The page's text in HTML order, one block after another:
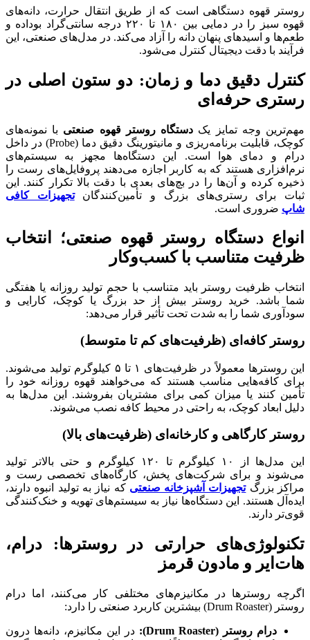
روستر قهوه دستگاهی است که از طریق انتقال حرارت، دانه‌های
قهوه سبز را در دمایی بین ۱۸۰ تا ۲۲۰ درجه سانتی‌گراد بوداده و
طعم‌ها و اسیدهای پنهان دانه را آزاد می‌کند. در مدل‌های صنعتی، این
فرآیند با دقت دیجیتال کنترل می‌شود.
کنترل دقیق دما و زمان: دو ستون اصلی در
رستری حرفه‌ای
مهم‌ترین وجه تمایز یک دستگاه روستر قهوه صنعتی با نمونه‌های
کوچک، قابلیت برنامه‌ریزی و مانیتورینگ دقیق دما (Probe) در داخل
درام و دمای هوا است. این دستگاه‌ها مجهز به سیستم‌های
نرم‌افزاری هستند که به کاربر اجازه می‌دهند پروفایل‌های رست را
ذخیره کرده و آن‌ها را در بچ‌های بعدی با دقت بالا تکرار کنند. این
ثبات برای رستری‌های بزرگ و تأمین‌کنندگانتجهیزات کافی
شاپ ضروری است.
انواع دستگاه روستر قهوه صنعتی؛ انتخاب
ظرفیت متناسب با کسب‌وکار
انتخاب ظرفیت روستر باید متناسب با حجم تولید روزانه یا هفتگی
شما باشد. خرید روستر بیش از حد بزرگ یا کوچک، کارایی و
سودآوری شما را به شدت تحت تأثیر قرار می‌دهد:
روستر کافه‌ای (ظرفیت‌های کم تا متوسط)
این روسترها معمولاً در ظرفیت‌های ۱ تا ۵ کیلوگرم تولید می‌شوند.
برای کافه‌هایی مناسب هستند که می‌خواهند قهوه روزانه خود را
تأمین کنند یا میزان کمی برای مشتریان بفروشند. این مدل‌ها به
دلیل ابعاد کوچک، به راحتی در محیط کافه نصب می‌شوند.
روستر کارگاهی و کارخانه‌ای (ظرفیت‌های بالا)
این مدل‌ها از ۱۰ کیلوگرم تا ۱۲۰ کیلوگرم و حتی بالاتر تولید
می‌شوند و برای شرکت‌های پخش، کارگاه‌های تخصصی رست و
مراکز بزرگتجهیزات آشپزخانه صنعتی که نیاز به تولید انبوه دارند،
ایده‌آل هستند. این دستگاه‌ها نیاز به سیستم‌های تهویه و خنک‌کنندگی
قوی‌تر دارند.
تکنولوژی‌های حرارتی در روسترها: درام،
هات‌ایر و مادون قرمز
اگرچه روسترها در مکانیزم‌های مختلفی کار می‌کنند، اما درام
روستر (Drum Roaster) بیشترین کاربرد صنعتی را دارد:
درام روستر (Drum Roaster
): در این مکانیزم، دانه‌ها درون